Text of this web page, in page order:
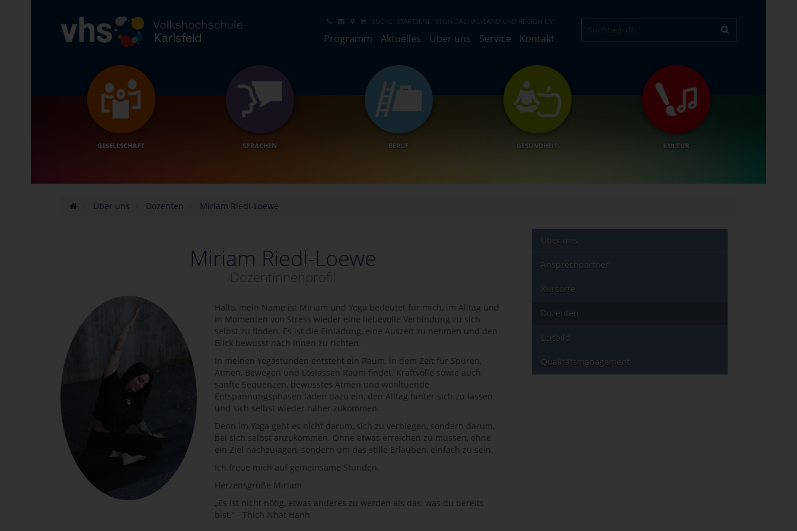
SUCHE STARTSEITE VHSN DACHAU-LAND UND REGION E.V.
Programm Aktuelles Über uns Service Kontakt
GESELLSCHAFT SPRACHEN BERUF GESUNDHEIT KULTUR
Über uns Dozenten Miriam Riedl-Loewe
Miriam Riedl-Loewe
Dozentinnenprofil
Hallo, mein Name ist Miriam und Yoga bedeutet für mich, im Alltag und
in Momenten von Stress wieder eine liebevolle Verbindung zu sich
selbst zu finden. Es ist die Einladung, eine Auszeit zu nehmen und den
Blick bewusst nach innen zu richten.
In meinen Yogastunden entsteht ein Raum, in dem Zeit für Spüren,
Atmen, Bewegen und Loslassen Raum findet. Kraftvolle sowie auch
sanfte Sequenzen, bewusstes Atmen und wohltuende
Entspannungsphasen laden dazu ein, den Alltag hinter sich zu lassen
und sich selbst wieder näher zukommen.
Denn im Yoga geht es nicht darum, sich zu verbiegen, sondern darum,
bei sich selbst anzukommen. Ohne etwas erreichen zu müssen, ohne
ein Ziel nachzujagen, sondern um das stille Erlauben, einfach zu sein.
Ich freue mich auf gemeinsame Stunden.
Herzensgrüße Miriam
„Es ist nicht nötig, etwas anderes zu werden als das, was du bereits
bist.“ - Thich Nhat Hanh
Über uns
Ansprechpartner
Kursorte
Dozenten
Leitbild
Qualitätsmanagement